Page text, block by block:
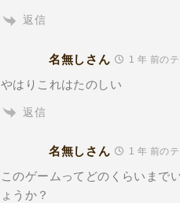
返信
名無しさん 1 年 前のテ
やはりこれはたのしい
返信
名無しさん 1 年 前のテ
このゲームってどのくらいまで
ょうか？